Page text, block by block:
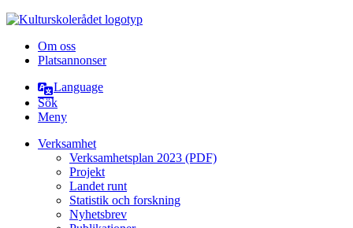
Hoppa till innehållet
Om oss
Platsannonser
Language
Sök
Meny
Verksamhet
Verksamhetsplan 2023 (PDF)
Projekt
Landet runt
Statistik och forskning
Nyhetsbrev